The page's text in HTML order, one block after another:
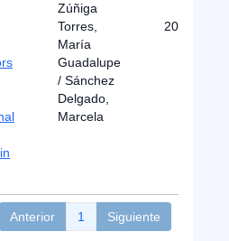
Zúñiga
Torres,
María
Guadalupe
/ Sánchez
Delgado,
Marcela
2023
Anterior 1 Siguiente